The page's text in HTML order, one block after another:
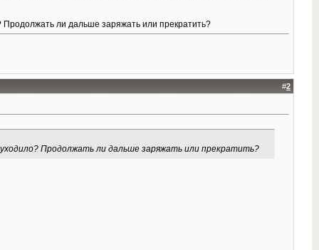
Продолжать ли дальше заряжать или прекратить?
#2
Продолжать ли дальше заряжать или прекратить?